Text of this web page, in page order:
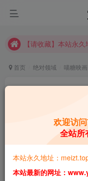
推广计划正式上线
推广计划正式上线
首页 绝对领域 喵糖映画
4年前更新
本站预览图进行
欢迎访
全站所
本站永久地址：
本站最新的网址：